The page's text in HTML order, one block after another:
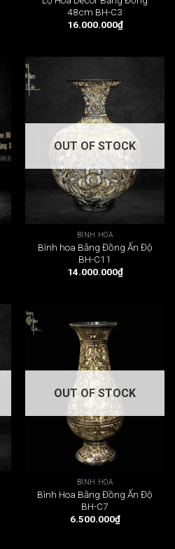
48cm BH-C3
16.000.000₫
OUT OF STOCK
BÌNH HOA
Bình hoa Bằng Đồng Ấn Độ
BH-C11
14.000.000₫
OUT OF STOCK
BÌNH HOA
Bình Hoa Bằng Đồng Ấn Độ
BH-C7
6.500.000₫